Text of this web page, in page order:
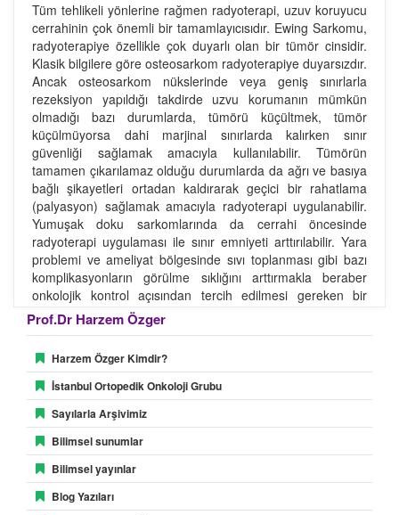
Tüm tehlikeli yönlerine rağmen radyoterapi, uzuv koruyucu
cerrahinin çok önemli bir tamamlayıcısıdır. Ewing Sarkomu,
radyoterapiye özellikle çok duyarlı olan bir tümör cinsidir.
Klasik bilgilere göre osteosarkom radyoterapiye duyarsızdır.
Ancak osteosarkom nükslerinde veya geniş sınırlarla
rezeksiyon yapıldığı takdirde uzvu korumanın mümkün
olmadığı bazı durumlarda, tümörü küçültmek, tümör
küçülmüyorsa dahi marjinal sınırlarda kalırken sınır
güvenliği sağlamak amacıyla kullanılabilir. Tümörün
tamamen çıkarılamaz olduğu durumlarda da ağrı ve basıya
bağlı şikayetleri ortadan kaldırarak geçici bir rahatlama
(palyasyon) sağlamak amacıyla radyoterapi uygulanabilir.
Yumuşak doku sarkomlarında da cerrahi öncesinde
radyoterapi uygulaması ile sınır emniyeti arttırılabilir. Yara
problemi ve ameliyat bölgesinde sıvı toplanması gibi bazı
komplikasyonların görülme sıklığını arttırmakla beraber
onkolojik kontrol açısından tercih edilmesi gereken bir
yöntemdir.
Radyoterapi, sarkom tedavisinde çok önemli bir silah
olmakla beraber, yanlış veya yetersiz bir cerrahi tedaviyi
telafi edemeyeceği unutulmamalıdır.
Prof.Dr Harzem Özger
Harzem Özger Kimdir?
İstanbul Ortopedik Onkoloji Grubu
Sayılarla Arşivimiz
Bilimsel sunumlar
Bilimsel yayınlar
Blog Yazıları